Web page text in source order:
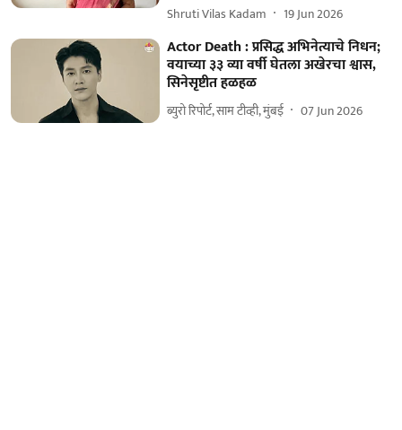
Shruti Vilas Kadam 19 Jun 2026
Actor Death : प्रसिद्ध अभिनेत्याचे निधन;
वयाच्या ३३ व्या वर्षी घेतला अखेरचा श्वास,
सिनेसृष्टीत हळहळ
ब्युरो रिपोर्ट, साम टीव्ही, मुंबई 07 Jun 2026